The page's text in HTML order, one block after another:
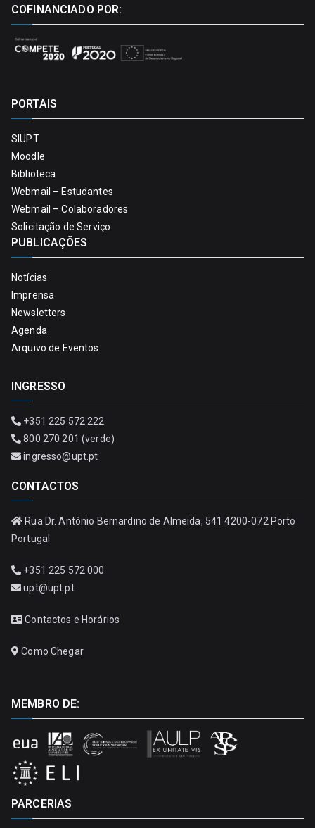
COFINANCIADO POR:
PORTAIS
SIUPT
Moodle
Biblioteca
Webmail – Estudantes
Webmail – Colaboradores
Solicitação de Serviço
PUBLICAÇÕES
Notícias
Imprensa
Newsletters
Agenda
Arquivo de Eventos
INGRESSO
+351 225 572 222
800 270 201 (verde)
ingresso@upt.pt
CONTACTOS
Rua Dr. António Bernardino de Almeida, 541 4200-072 Porto
Portugal
+351 225 572 000
upt@upt.pt
Contactos e Horários
Como Chegar
MEMBRO DE:
PARCERIAS